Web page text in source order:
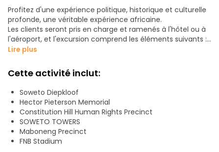
Profitez d'une expérience politique, historique et culturelle
profonde, une véritable expérience africaine.
Les clients seront pris en charge et ramenés à l'hôtel ou à
l'aéroport, et l'excursion comprend les éléments suivants :
Une visite guidée complète avec des visites à :
Constitution Hill
Maboneng
Stade Soccer City
Rue Villakazi
Musée Hector Peterson
Soweto et déjeuner buffet africain
La durée est d'environ 8 heures mais peut être adaptée à
vos horaires. Contactez-moi dès aujourd'hui pour profiter
de cette visite et d'autres encore.
Lire plus
Cette activité inclut:
Soweto Diepkloof
Hector Pieterson Memorial
Constitution Hill Human Rights Precinct
SOWETO TOWERS
Maboneng Precinct
FNB Stadium